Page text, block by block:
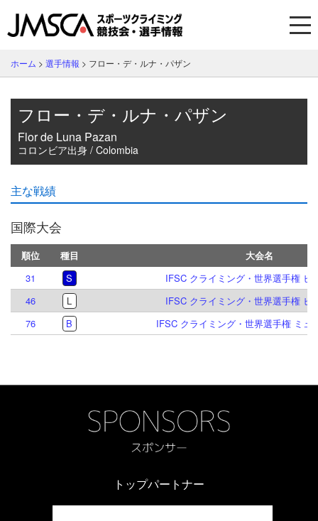
ホーム > 選手情報 > フロー・デ・ルナ・パザン
フロー・デ・ルナ・パザン
Flor de Luna Pazan
コロンビア出身 / Colombia
主な戦績
国際大会
順位 種目
大会名
31
S
IFSC クライミング・世界選手権 ヒ
46
L
IFSC クライミング・世界選手権 ヒ
76
B IFSC クライミング・世界選手権 ミュ
トップパートナー